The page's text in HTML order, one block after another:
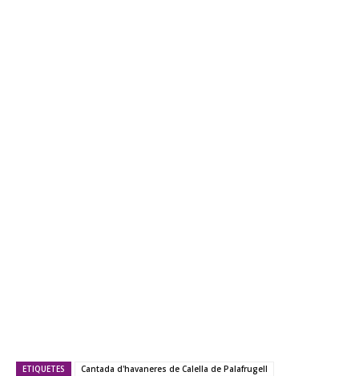
ETIQUETES Cantada d'havaneres de Calella de Palafrugell